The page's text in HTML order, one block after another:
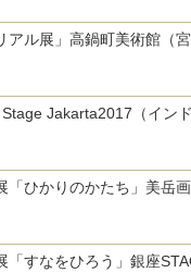
アル展」高鍋町美術館（宮
Jakarta2017（インド
「ひかりのかたち」美岳
「すなをひろう」銀座